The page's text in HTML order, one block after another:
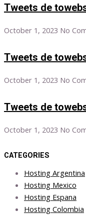
Tweets de
October 1, 2023 No
Tweets de
October 1, 2023 No
Tweets de
October 1, 2023 No
CATEGORIES
Hosting Argentina
Hosting Mexico
Hosting Espana
Hosting Colombia